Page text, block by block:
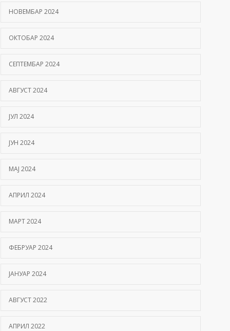
НОВЕМБАР 2024
ОКТОБАР 2024
СЕПТЕМБАР 2024
АВГУСТ 2024
ЈУЛ 2024
ЈУН 2024
МАЈ 2024
АПРИЛ 2024
МАРТ 2024
ФЕБРУАР 2024
ЈАНУАР 2024
АВГУСТ 2022
АПРИЛ 2022